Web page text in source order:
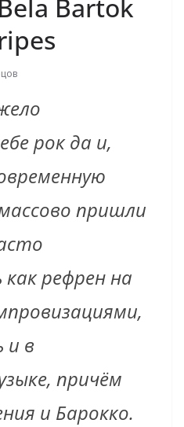
Bartok
рок да и,
пришли
как рефрен на
и в
причём
и Барокко.